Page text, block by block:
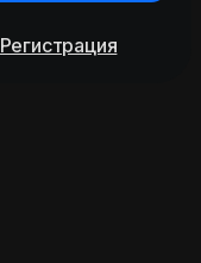
Регистрация